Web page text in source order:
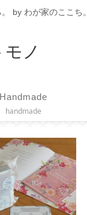
by わが家のここち。
ノ
Handmade
handmade